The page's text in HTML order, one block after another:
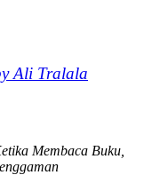
Ali Tralala
Membaca Buku,